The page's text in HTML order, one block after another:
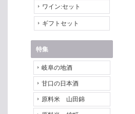
ワイン:セット
ギフトセット
特集
岐阜の地酒
甘口の日本酒
原料米 山田錦